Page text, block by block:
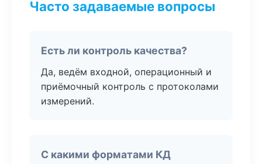
Часто задаваемые вопросы
Есть ли контроль качества?
Да, ведём входной, операционный и
приёмочный контроль с протоколами
измерений.
С какими форматами КД